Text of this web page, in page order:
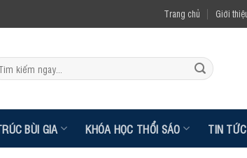
Trang chủ Giới
BÙI GIA KHÓA HỌC THỔI SÁO TIN TỨC